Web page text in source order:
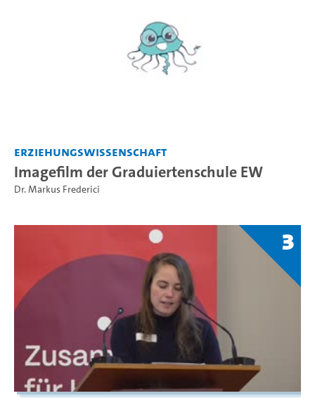
Erziehungswissenschaft
Imagefilm der Graduiertenschule EW
Dr. Markus Frederici
3